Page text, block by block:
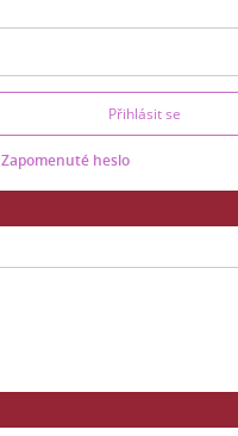
Zapomenuté heslo